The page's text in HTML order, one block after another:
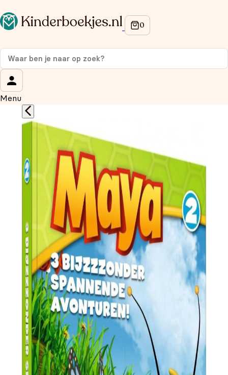
Menu
Op de hoogte blijven van onze acties?
Meld je aan voor onze nieuwsbrief en ontvang
korting
Wat is je voornaam?
Wat is je e-mailadres?
Aanmelden
We gebruiken je gegevens om contact op te nemen, in
overeenstemming met ons
privacybeleid.